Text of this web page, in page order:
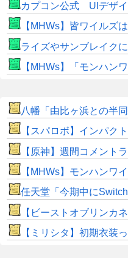
カプコン公式 UIデザイナー新
【MHWs】皆ワイルズ
ライズやサンブレイクにいたモン
【MHWs】「モンハンワイルズはSwitch2に
八幡「由比ヶ浜との半
【スパロボ】インパクトやアルファ外伝くらいのバランス求
【原神】週間コメント
【MHWs】モンハンワ
任天堂「今期中にSwitch2ソフ
【ビーストオブリンカネーション】宝
【ミリシタ】初期衣装